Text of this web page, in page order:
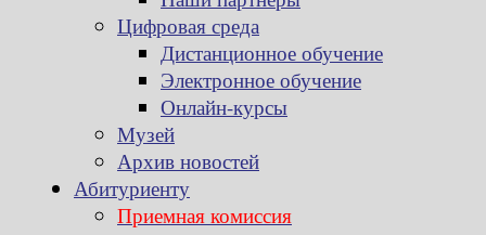
Цифровая среда
Дистанционное обучение
Электронное обучение
Онлайн-курсы
Музей
Архив новостей
Абитуриенту
Приемная комиссия